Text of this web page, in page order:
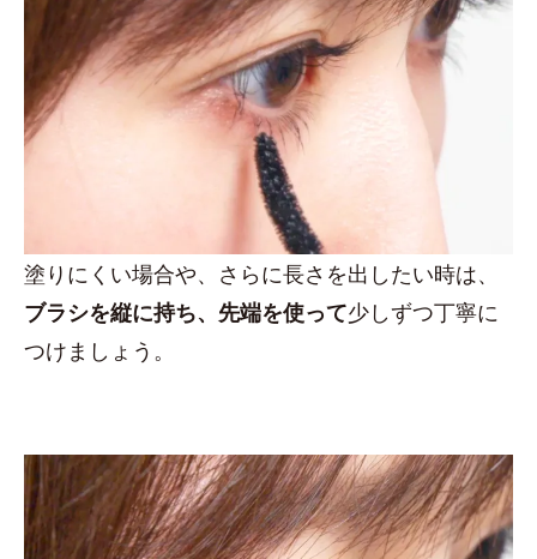
塗りにくい場合や、さらに長さを出したい時は、
ブラシを縦に持ち、先端を使って少しずつ丁寧に
つけましょう。